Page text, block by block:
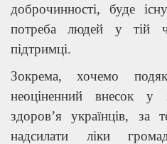
доброчинності, буде
потреба людей у тій
підтримці.
Зокрема, хочемо
неоціненний внесок у
здоров’я українців,
надсилати ліки